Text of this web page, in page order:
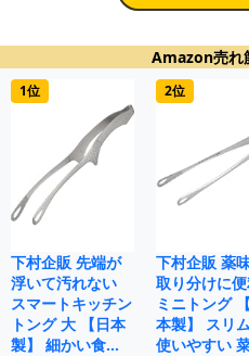
Amazon売れ
1位
下村企販 先端が
浮いて汚れない
スマートキッチン
トング 大 【日本
製】 細かい食…
2位
下村企販 薬
取り分けに
ミニトング
本製】 スリ
使いやすい